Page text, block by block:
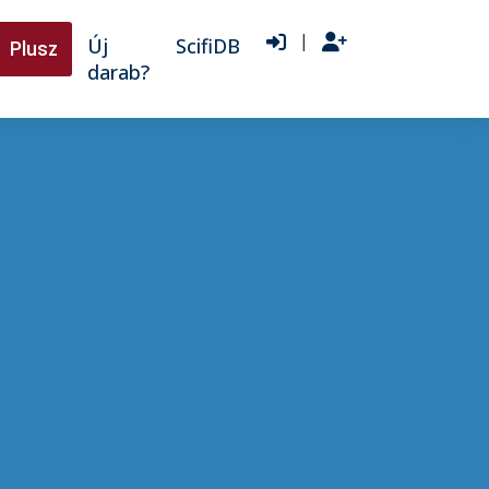
Plusz
Új
darab?
ScifiDB |